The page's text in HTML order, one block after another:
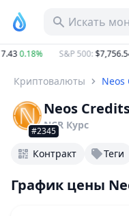
Искать
0.18% S&P 500:$7,756.54
Криптовалюты Neos
#2345
Neos
NCR Курс
Контракт Теги
График цены